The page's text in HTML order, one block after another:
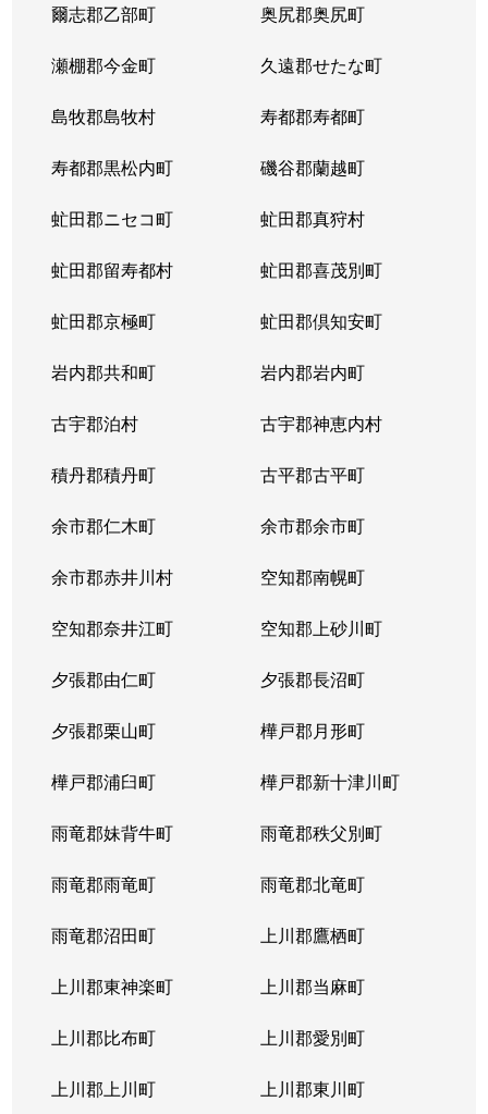
爾志郡乙部町 奥尻郡奥尻町
瀬棚郡今金町 久遠郡せたな町
島牧郡島牧村 寿都郡寿都町
寿都郡黒松内町 磯谷郡蘭越町
虻田郡ニセコ町 虻田郡真狩村
虻田郡留寿都村 虻田郡喜茂別町
虻田郡京極町 虻田郡倶知安町
岩内郡共和町 岩内郡岩内町
古宇郡泊村 古宇郡神恵内村
積丹郡積丹町 古平郡古平町
余市郡仁木町 余市郡余市町
余市郡赤井川村 空知郡南幌町
空知郡奈井江町 空知郡上砂川町
夕張郡由仁町 夕張郡長沼町
夕張郡栗山町 樺戸郡月形町
樺戸郡浦臼町 樺戸郡新十津川町
雨竜郡妹背牛町 雨竜郡秩父別町
雨竜郡雨竜町 雨竜郡北竜町
雨竜郡沼田町 上川郡鷹栖町
上川郡東神楽町 上川郡当麻町
上川郡比布町 上川郡愛別町
上川郡上川町 上川郡東川町